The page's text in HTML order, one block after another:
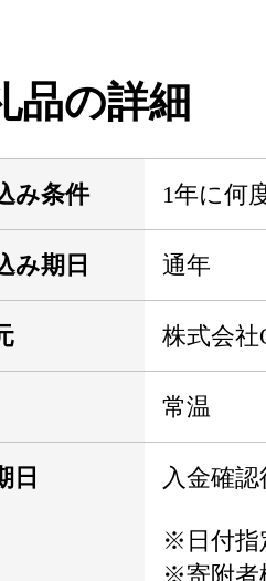
品の詳細
み条件 1年に何
み期日 通年
株式会社
常温
日 入金確
※日付指
※寄附者